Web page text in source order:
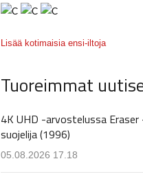
Lisää kotimaisia ensi-iltoja
Tuoreimmat
4K UHD -arvostelussa Eraser
suojelija (1996)
05.08.2026 17.18